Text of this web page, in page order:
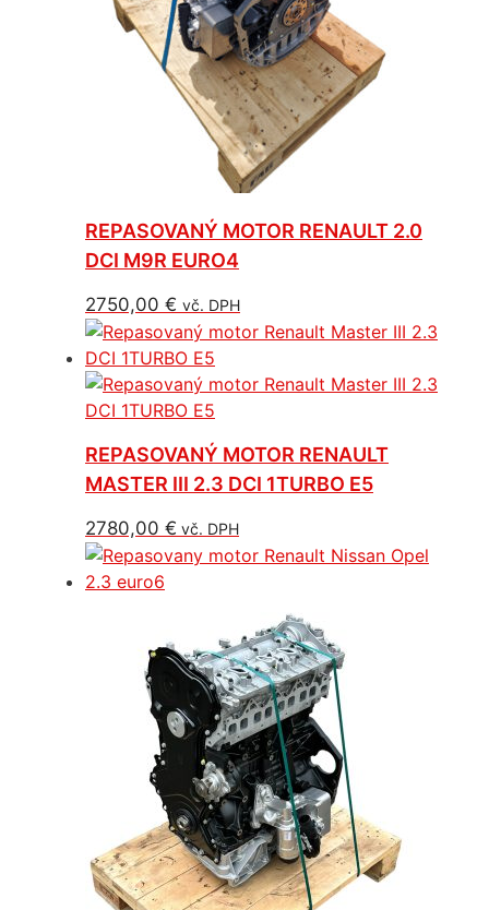
REPASOVANÝ MOTOR RENAULT 2.0
DCI M9R EURO4
2750,00 € vč. DPH
REPASOVANÝ MOTOR RENAULT
MASTER III 2.3 DCI 1TURBO E5
2780,00 € vč. DPH